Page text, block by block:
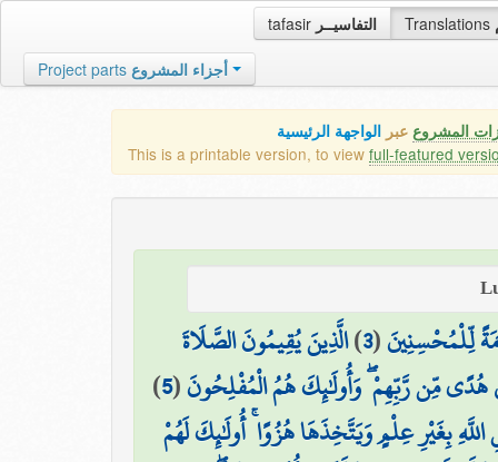
tafasir التفاسيــر Translations
Project parts أجزاء المشروع
المشروع عبر الواجهة الرئيسية
This is a printable version, to view full-featured
لِّلْمُحْسِنِينَ(
3
)الَّذِينَ يُقِيمُونَ الصَّلَاةَ
هُدًى مِّن رَّبِّهِمْ ۖ وَأُولَٰئِكَ هُمُ الْمُفْلِحُونَ(
5
)
بِغَيْرِ عِلْمٍ وَيَتَّخِذَهَا هُزُوًا ۚ أُولَٰئِكَ لَهُمْ